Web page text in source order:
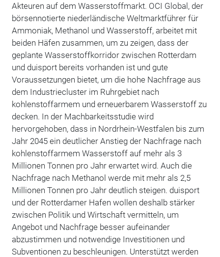
Akteuren auf dem Wasserstoffmarkt. OCI Global, der
börsennotierte niederländische Weltmarktführer für
Ammoniak, Methanol und Wasserstoff, arbeitet mit
beiden Häfen zusammen, um zu zeigen, dass der
geplante Wasserstoffkorridor zwischen Rotterdam
und duisport bereits vorhanden ist und gute
Voraussetzungen bietet, um die hohe Nachfrage aus
dem Industriecluster im Ruhrgebiet nach
kohlenstoffarmem und erneuerbarem Wasserstoff zu
decken. In der Machbarkeitsstudie wird
hervorgehoben, dass in Nordrhein-Westfalen bis zum
Jahr 2045 ein deutlicher Anstieg der Nachfrage nach
kohlenstoffarmem Wasserstoff auf mehr als 3
Millionen Tonnen pro Jahr erwartet wird. Auch die
Nachfrage nach Methanol werde mit mehr als 2,5
Millionen Tonnen pro Jahr deutlich steigen. duisport
und der Rotterdamer Hafen wollen deshalb stärker
zwischen Politik und Wirtschaft vermitteln, um
Angebot und Nachfrage besser aufeinander
abzustimmen und notwendige Investitionen und
Subventionen zu beschleunigen. Unterstützt werden